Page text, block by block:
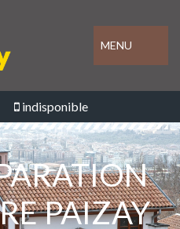
MENU
indisponible
PAIZAY